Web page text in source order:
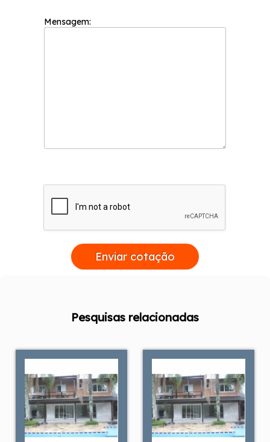
Mensagem:
Enviar cotação
Pesquisas relacionadas